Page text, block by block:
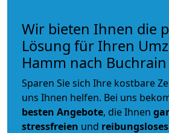
Wir bieten Ihnen die
Lösung für Ihren
Hamm nach
Sparen Sie sich Ihre kostbare
uns Ihnen helfen. Bei uns
besten Angebote, die Ihnen
stressfreien und reibungsloses